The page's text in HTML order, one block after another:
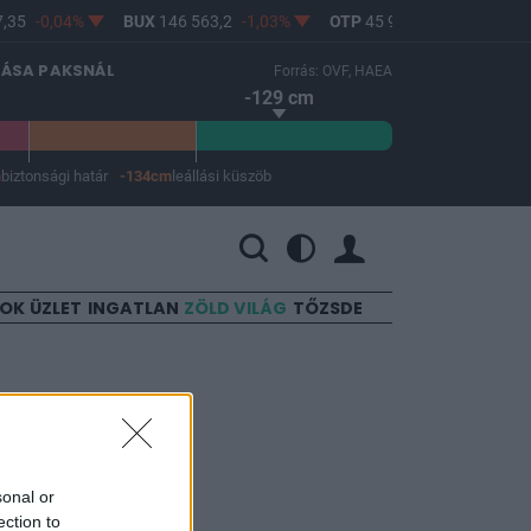
or
to
-0,04% BUX146 563,2 -1,03% OTP45 900
PAKSNÁL Forrás: OVF, HAEA
-129 cm
biztonsági határ -134cm leállási küszöb
ÜZLET INGATLAN ZÖLD VILÁG TŐZSDE